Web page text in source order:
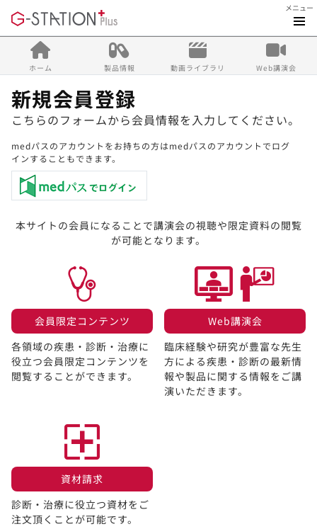
メニュー
ホーム 製品情報 動画ライブラリ Web講演会
新規会員登録
こちらのフォームから会員情報を入力してください。
medパスのアカウントをお持ちの方はmedパスのアカウントでログ
インすることもできます。
本サイトの会員になることで講演会の視聴や限定資料の閲覧
が可能となります。
会員限定コンテンツ​
各領域の疾患・診断・治療に
役立つ会員限定コンテンツを
閲覧することができます。​
Web講演会​
臨床経験や研究が豊富な先生
方による疾患・診断の最新情
報や製品に関する情報をご講
演いただきます。
資材請求​
診断・治療に役立つ資材をご
注文頂くことが可能です。